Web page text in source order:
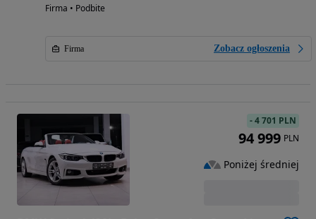
Firma • Podbite
Firma Zobacz ogłoszenia
-4 701 PLN
94 999 PLN
Poniżej średniej